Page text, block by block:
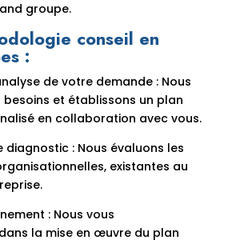
groupe.
conseil en
:
de votre demande : Nous
et établissons un plan
en collaboration avec vous.
diagnostic : Nous évaluons les
existantes au
: Nous vous
la mise en œuvre du plan